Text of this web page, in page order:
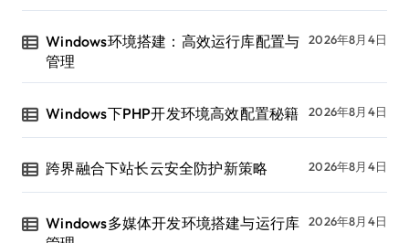
Windows环境搭建：高效运行库配置与
管理
2026年8月4日
Windows下PHP开发环境高效配置秘籍 2026年8月4日
跨界融合下站长云安全防护新策略 2026年8月4日
Windows多媒体开发环境搭建与运行库
2026年8月4日